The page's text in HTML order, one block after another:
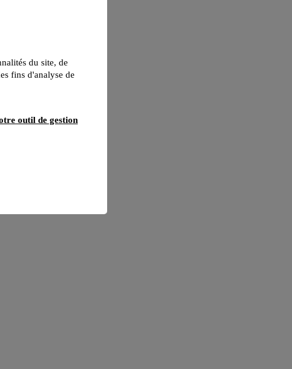
du site, de
fins d'analyse de
outil de gestion